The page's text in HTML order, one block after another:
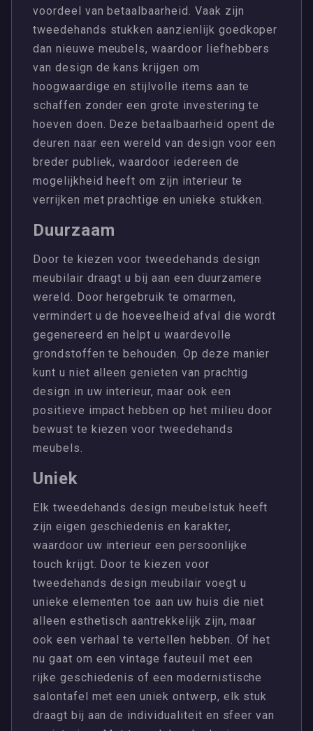
voordeel van betaalbaarheid. Vaak zijn
tweedehands stukken aanzienlijk goedkoper
dan nieuwe meubels, waardoor liefhebbers
van design de kans krijgen om
hoogwaardige en stijlvolle items aan te
schaffen zonder een grote investering te
hoeven doen. Deze betaalbaarheid opent de
deuren naar een wereld van design voor een
breder publiek, waardoor iedereen de
mogelijkheid heeft om zijn interieur te
verrijken met prachtige en unieke stukken.
Duurzaam
Door te kiezen voor tweedehands design
meubilair draagt u bij aan een duurzamere
wereld. Door hergebruik te omarmen,
vermindert u de hoeveelheid afval die wordt
gegenereerd en helpt u waardevolle
grondstoffen te behouden. Op deze manier
kunt u niet alleen genieten van prachtig
design in uw interieur, maar ook een
positieve impact hebben op het milieu door
bewust te kiezen voor tweedehands
meubels.
Uniek
Elk tweedehands design meubelstuk heeft
zijn eigen geschiedenis en karakter,
waardoor uw interieur een persoonlijke
touch krijgt. Door te kiezen voor
tweedehands design meubilair voegt u
unieke elementen toe aan uw huis die niet
alleen esthetisch aantrekkelijk zijn, maar
ook een verhaal te vertellen hebben. Of het
nu gaat om een vintage fauteuil met een
rijke geschiedenis of een modernistische
salontafel met een uniek ontwerp, elk stuk
draagt bij aan de individualiteit en sfeer van